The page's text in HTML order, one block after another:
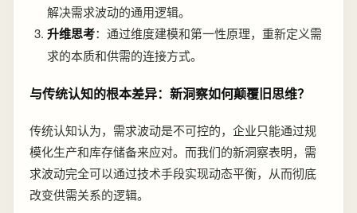
解决需求波动的通用逻辑。
升维思考：通过维度建模和第一性原理，重新定义需
求的本质和供需的连接方式。
与传统认知的根本差异：新洞察如何颠覆旧思维？
传统认知认为，需求波动是不可控的，企业只能通过规
模化生产和库存储备来应对。而我们的新洞察表明，需
求波动完全可以通过技术手段实现动态平衡，从而彻底
改变供需关系的逻辑。